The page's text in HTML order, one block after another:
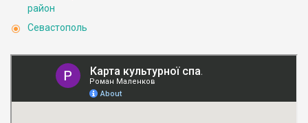
район
Севастополь